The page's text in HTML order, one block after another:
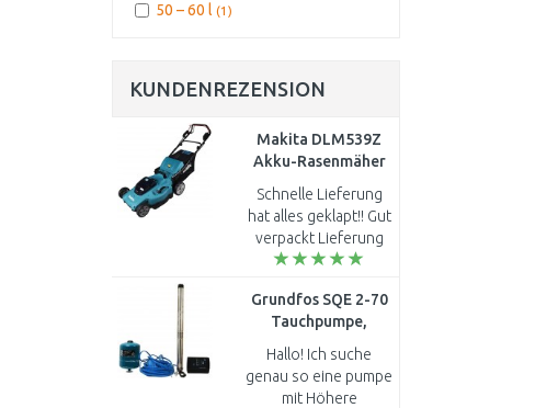
50 – 60 l (1)
KUNDENREZENSION
Makita DLM539Z
Akku-Rasenmäher
530 mm Li-ion LXT
2x18V ohne akku
Schnelle Lieferung
hat alles geklapt!! Gut
verpackt Lieferung
schnell Aufbau
5ah Stunden Akku
unbedingt
erforderlich..
Grundfos SQE 2-70
Tauchpumpe,
Konstantdruckpaket
mit 60 m Kabel
96160961
Hallo! Ich suche
genau so eine pumpe
mit Höhere